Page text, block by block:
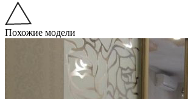
Похожие модели